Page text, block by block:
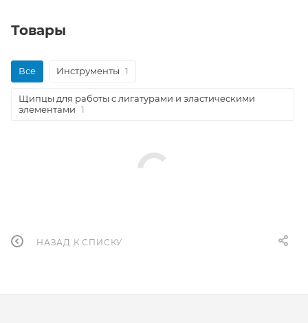
Товары
Все Инструменты 1
Щипцы для работы с лигатурами и эластическими
элементами 1
НАЗАД К СПИСКУ